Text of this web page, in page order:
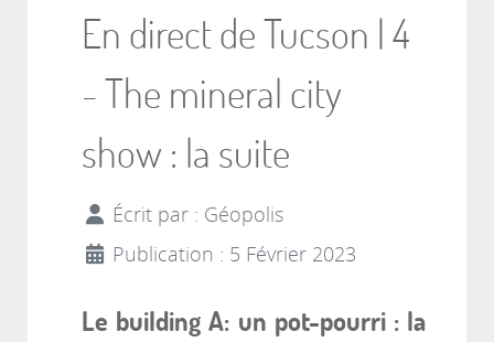
En direct de Tucson | 4
- The mineral city
show : la suite
Écrit par : Géopolis
Publication : 5 Février 2023
Le building A: un pot-pourri : la